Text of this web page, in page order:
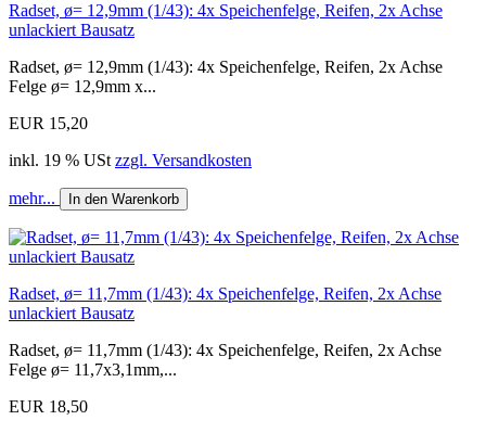
Radset, ø= 12,9mm (1/43): 4x Speichenfelge, Reifen, 2x Achse
unlackiert Bausatz
Radset, ø= 12,9mm (1/43): 4x Speichenfelge, Reifen, 2x Achse
Felge ø= 12,9mm x...
EUR 15,20
inkl. 19 % USt zzgl. Versandkosten
mehr... In den Warenkorb
Radset, ø= 11,7mm (1/43): 4x Speichenfelge, Reifen, 2x Achse
unlackiert Bausatz
Radset, ø= 11,7mm (1/43): 4x Speichenfelge, Reifen, 2x Achse
Felge ø= 11,7x3,1mm,...
EUR 18,50